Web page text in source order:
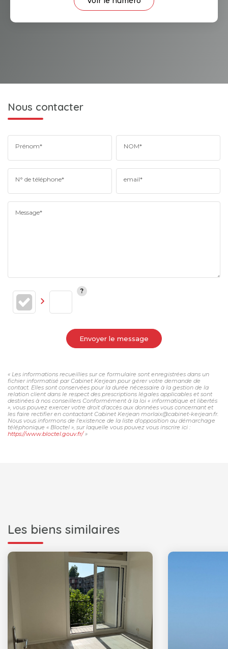
Nous contacter
Prénom* NOM*
N° de téléphone* email*
Message*
Envoyer le message
« Les informations recueillies sur ce formulaire sont enregistrées dans un
fichier informatisé par Cabinet Kerjean pour gérer votre demande de
contact. Elles sont conservées pour la durée nécessaire à la gestion de la
relation client dans le respect des prescriptions légales applicables et sont
destinées à nos conseillers Conformément à la loi « informatique et libertés
», vous pouvez exercer votre droit d'accès aux données vous concernant et
les faire rectifier en contactant Cabinet Kerjean morlaix@cabinet-kerjean.fr.
Nous vous informons de l'existence de la liste d'opposition au démarchage
téléphonique « Bloctel », sur laquelle vous pouvez vous inscrire ici :
https://www.bloctel.gouv.fr/»
Les biens similaires